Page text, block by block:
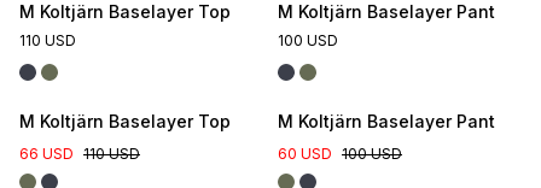
M Koltjärn Baselayer Top
110 USD
M Koltjärn Baselayer Pant
100 USD
M Koltjärn Baselayer Top
66 USD 110 USD
M Koltjärn Baselayer Pant
60 USD 100 USD